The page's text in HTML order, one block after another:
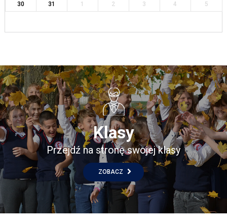
30
31 1 2 3 4 5
Klasy
Przejdź na stronę swojej klasy
ZOBACZ